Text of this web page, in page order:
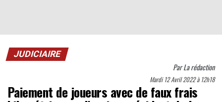
JUDICIAIRE
ParLa rédaction
Mardi 12 Avril 2022 à 12h18
Paiement de joueurs avec de faux frais